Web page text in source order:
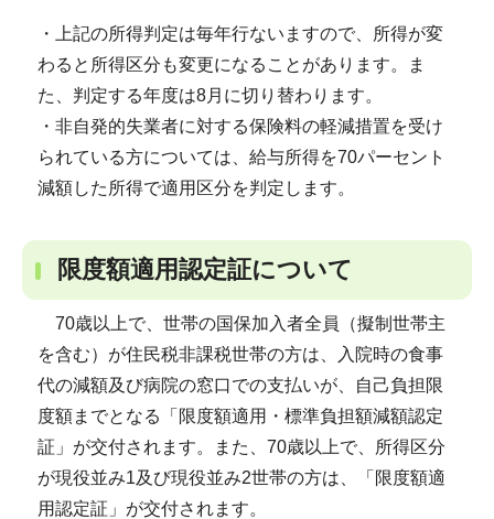
・上記の所得判定は毎年行ないますので、所得が変
わると所得区分も変更になることがあります。ま
た、判定する年度は8月に切り替わります。
・非自発的失業者に対する保険料の軽減措置を受け
られている方については、給与所得を70パーセント
減額した所得で適用区分を判定します。
限度額適用認定証について
70歳以上で、世帯の国保加入者全員（擬制世帯主
を含む）が住民税非課税世帯の方は、入院時の食事
代の減額及び病院の窓口での支払いが、自己負担限
度額までとなる「限度額適用・標準負担額減額認定
証」が交付されます。また、70歳以上で、所得区分
が現役並み1及び現役並み2世帯の方は、「限度額適
用認定証」が交付されます。